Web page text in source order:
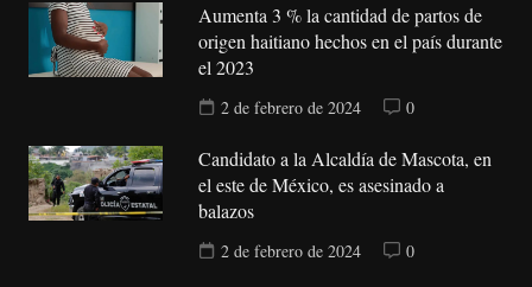
Aumenta 3 % la cantidad de partos de
origen haitiano hechos en el país durante
el 2023
2 de febrero de 2024 0
Candidato a la Alcaldía de Mascota, en
el este de México, es asesinado a
balazos
2 de febrero de 2024 0